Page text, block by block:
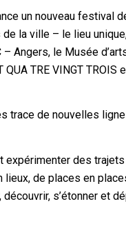
un nouveau festival
la ville – le lieu
– Angers, le Musée
TRE VINGT TROIS
trace de nouvelles
expérimenter des
lieux, de places en
s’étonner et